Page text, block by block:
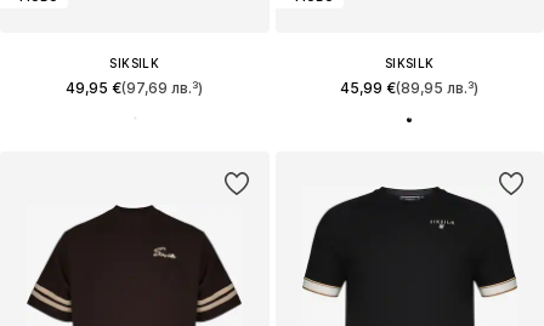
SIKSILK
49,95 €(97,69 лв.³)
SIKSILK
45,99 €(89,95 лв.³)